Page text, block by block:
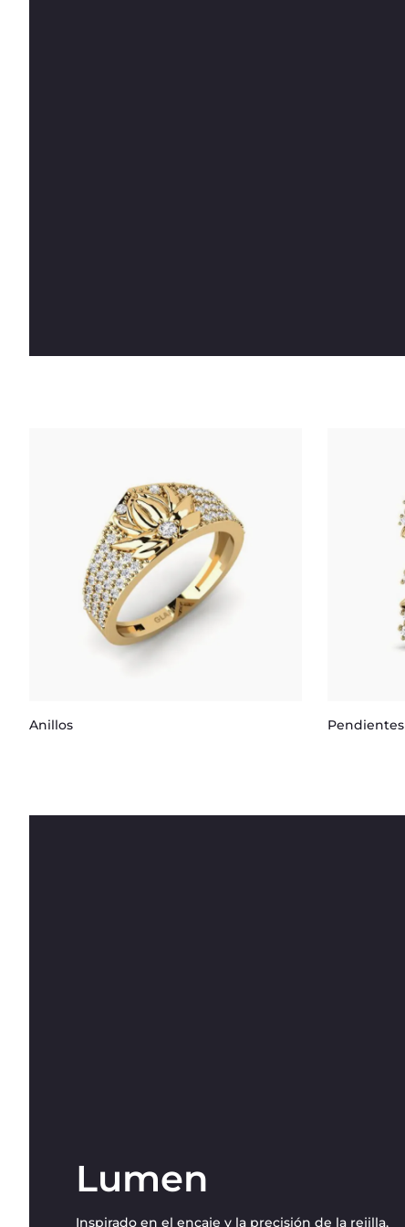
Anillos Pendientes
Lumen
Inspirado en el encaje y la precisión de la rejilla,